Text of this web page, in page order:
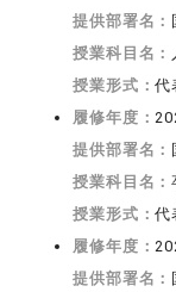
提供部署名：
授業科目名：
授業形式：代
履修年度：
提供部署名：
授業科目名：
授業形式：代
履修年度：
提供部署名：